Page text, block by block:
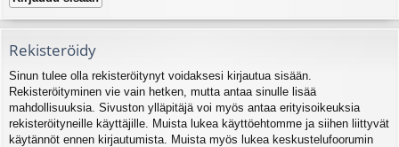
Rekisteröidy
Sinun tulee olla rekisteröitynyt voidaksesi kirjautua sisään.
Rekisteröityminen vie vain hetken, mutta antaa sinulle lisää
mahdollisuuksia. Sivuston ylläpitäjä voi myös antaa erityisoikeuksia
rekisteröityneille käyttäjille. Muista lukea käyttöehtomme ja siihen liittyvät
käytännöt ennen kirjautumista. Muista myös lukea keskustelufoorumin